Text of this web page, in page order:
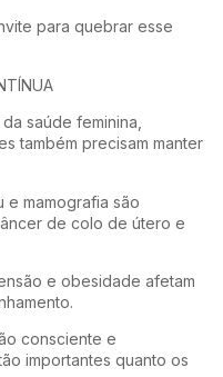
para quebrar esse
saúde feminina,
também precisam manter
e mamografia são
de colo de útero e
e obesidade afetam
consciente e
importantes quanto os